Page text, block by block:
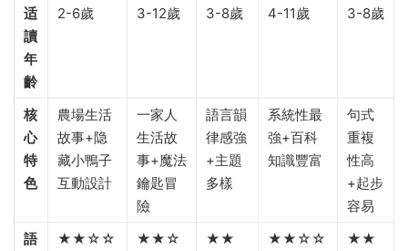
适
讀
年
齡
2-6歲 3-12歲 3-8歲 4-11歲 3-8歲
核
心
特
色
農場生活
故事+隐
藏小鴨子
互動設計
一家人
生活故
事+魔法
鑰匙冒
險
語言韻
律感強
+主題
多樣
系統性最
強+百科
知識豐富
句式
重複
性高
+起步
容易
語
★★☆☆
★★☆
★★
★★☆☆
★★